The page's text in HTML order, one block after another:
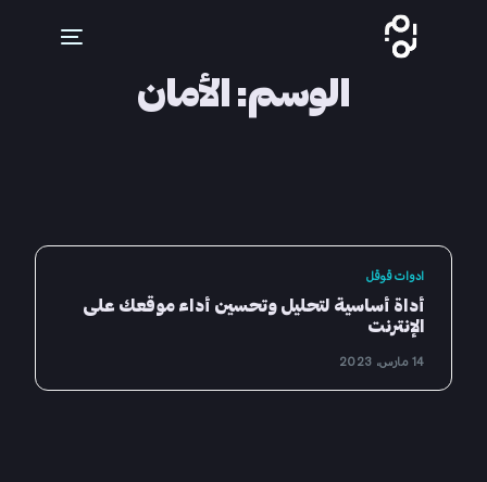
الوسم:الأمان
ادوات قوقل
أداة أساسية لتحليل وتحسين أداء موقعك على
الإنترنت
14 مارس، 2023